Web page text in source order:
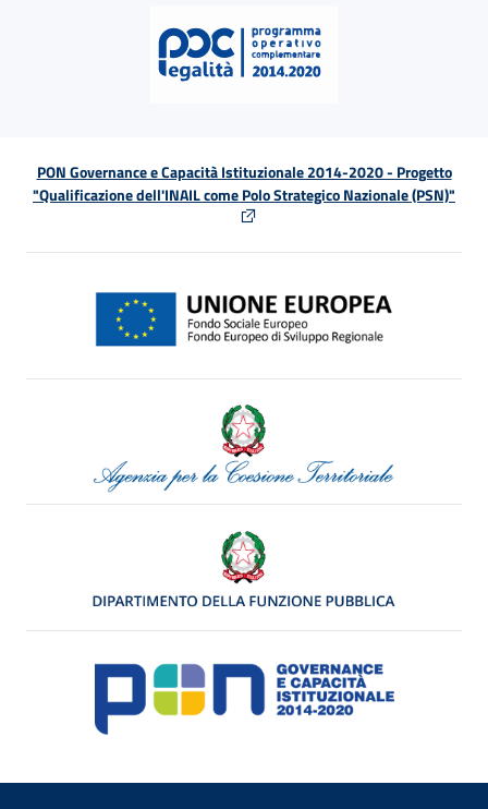
PON Governance e Capacità Istituzionale 2014-2020 - Progetto
"Qualificazione dell'INAIL come Polo Strategico Nazionale (PSN)"